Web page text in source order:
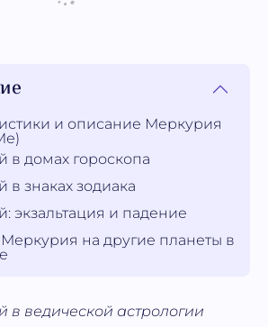
и описание Меркурия
в домах гороскопа
в знаках зодиака
экзальтация и падение
на другие планеты в
в ведической астрологии